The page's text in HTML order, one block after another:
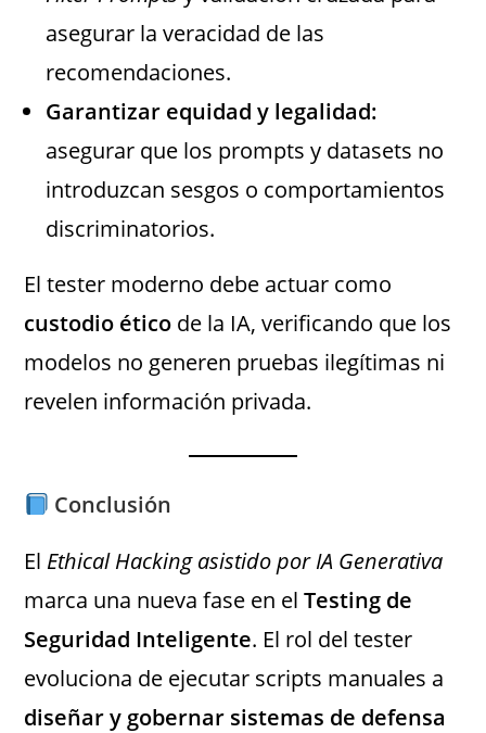
asegurar la veracidad de las
recomendaciones.
Garantizar equidad y legalidad:
asegurar que los prompts y datasets no
introduzcan sesgos o comportamientos
discriminatorios.
El tester moderno debe actuar como
custodio ético de la IA, verificando que los
modelos no generen pruebas ilegítimas ni
revelen información privada.
Conclusión
El Ethical Hacking asistido por IA Generativa
marca una nueva fase en elTesting de
Seguridad Inteligente. El rol del tester
evoluciona de ejecutar scripts manuales a
diseñar y gobernar sistemas de defensa